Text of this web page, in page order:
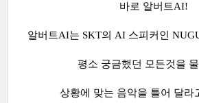
바로 알버트AI!
알버트AI는 SKT의 AI 스피커인
평소 궁금했던 모든것을
상황에 맞는 음악을 틀어 달라